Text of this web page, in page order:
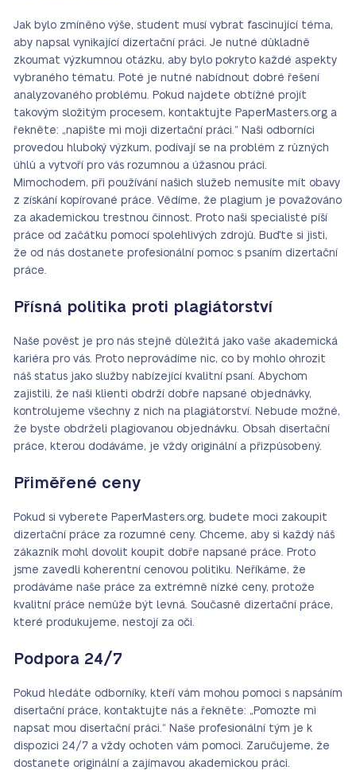
Jak bylo zmíněno výše, student musí vybrat fascinující téma,
aby napsal vynikající dizertační práci. Je nutné důkladně
zkoumat výzkumnou otázku, aby bylo pokryto každé aspekty
vybraného tématu. Poté je nutné nabídnout dobré řešení
analyzovaného problému. Pokud najdete obtížné projít
takovým složitým procesem, kontaktujte PaperMasters.org a
řekněte: „napište mi moji dizertační práci.“ Naši odborníci
provedou hluboký výzkum, podívají se na problém z různých
úhlů a vytvoří pro vás rozumnou a úžasnou práci.
Mimochodem, při používání našich služeb nemusíte mít obavy
z získání kopírované práce. Vědíme, že plagium je považováno
za akademickou trestnou činnost. Proto naši specialisté píší
práce od začátku pomocí spolehlivých zdrojů. Buďte si jisti,
že od nás dostanete profesionální pomoc s psaním dizertační
práce.
Přísná politika proti plagiátorství
Naše pověst je pro nás stejně důležitá jako vaše akademická
kariéra pro vás. Proto neprovádíme nic, co by mohlo ohrozit
náš status jako služby nabízející kvalitní psaní. Abychom
zajistili, že naši klienti obdrží dobře napsané objednávky,
kontrolujeme všechny z nich na plagiátorství. Nebude možné,
že byste obdrželi plagiovanou objednávku. Obsah disertační
práce, kterou dodáváme, je vždy originální a přizpůsobený.
Přiměřené ceny
Pokud si vyberete PaperMasters.org, budete moci zakoupit
dizertační práce za rozumné ceny. Chceme, aby si každý náš
zákazník mohl dovolit koupit dobře napsané práce. Proto
jsme zavedli koherentní cenovou politiku. Neříkáme, že
prodáváme naše práce za extrémně nízké ceny, protože
kvalitní práce nemůže být levná. Současně dizertační práce,
které produkujeme, nestojí za oči.
Podpora 24/7
Pokud hledáte odborníky, kteří vám mohou pomoci s napsáním
disertační práce, kontaktujte nás a řekněte: „Pomozte mi
napsat mou disertační práci.“ Naše profesionální tým je k
dispozici 24/7 a vždy ochoten vám pomoci. Zaručujeme, že
dostanete originální a zajímavou akademickou práci.